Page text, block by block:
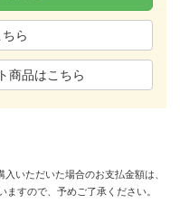
ら
商品はこちら
いただいた場合のお支払金額は、
すので、予めご了承ください。